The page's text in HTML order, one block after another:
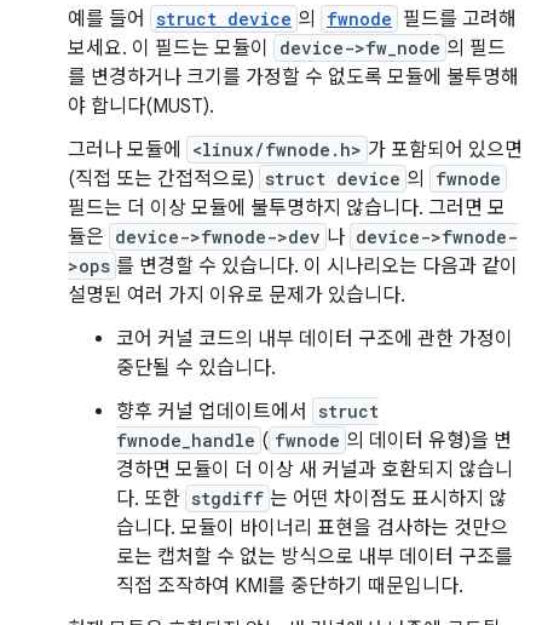
예를 들어
struct device 의 fwnode 필드를 고려해
보세요. 이 필드는 모듈이
device->fw_node 의 필드
를 변경하거나 크기를 가정할 수 없도록 모듈에 불투명해
야 합니다(MUST).
그러나 모듈에
<linux/fwnode.h> 가 포함되어 있으면
(직접 또는 간접적으로) struct device 의 fwnode
필드는 더 이상 모듈에 불투명하지 않습니다. 그러면 모
듈은 device->fwnode->dev 나 device->fwnode-
>ops 를 변경할 수 있습니다. 이 시나리오는 다음과 같이
설명된 여러 가지 이유로 문제가 있습니다.
코어 커널 코드의 내부 데이터 구조에 관한 가정이
중단될 수 있습니다.
향후 커널 업데이트에서
struct
fwnode_handle ( fwnode 의 데이터 유형)을 변
경하면 모듈이 더 이상 새 커널과 호환되지 않습니
다. 또한 stgdiff 는 어떤 차이점도 표시하지 않
습니다. 모듈이 바이너리 표현을 검사하는 것만으
로는 캡처할 수 없는 방식으로 내부 데이터 구조를
직접 조작하여 KMI를 중단하기 때문입니다.